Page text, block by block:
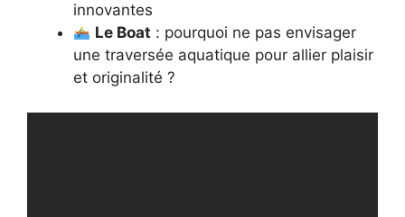
innovantes
Le Boat : pourquoi ne pas envisager
une traversée aquatique pour allier plaisir
et originalité ?